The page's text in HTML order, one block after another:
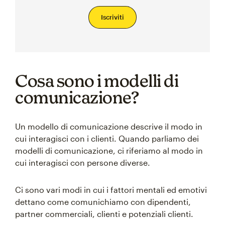
Iscriviti
Cosa sono i modelli di
comunicazione?
Un modello di comunicazione descrive il modo in
cui interagisci con i clienti. Quando parliamo dei
modelli di comunicazione, ci riferiamo al modo in
cui interagisci con persone diverse.
Ci sono vari modi in cui i fattori mentali ed emotivi
dettano come comunichiamo con dipendenti,
partner commerciali, clienti e potenziali clienti.